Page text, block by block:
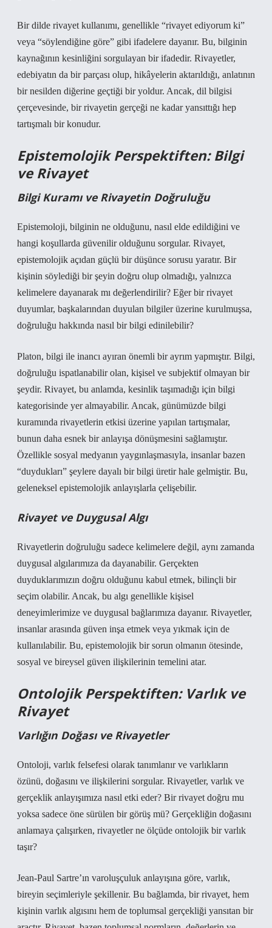
Bir dilde rivayet kullanımı, genellikle “rivayet ediyorum ki”
veya “söylendiğine göre” gibi ifadelere dayanır. Bu, bilginin
kaynağının kesinliğini sorgulayan bir ifadedir. Rivayetler,
edebiyatın da bir parçası olup, hikâyelerin aktarıldığı, anlatının
bir nesilden diğerine geçtiği bir yoldur. Ancak, dil bilgisi
çerçevesinde, bir rivayetin gerçeği ne kadar yansıttığı hep
tartışmalı bir konudur.
Epistemolojik Perspektiften: Bilgi
ve Rivayet
Bilgi Kuramı ve Rivayetin Doğruluğu
Epistemoloji, bilginin ne olduğunu, nasıl elde edildiğini ve
hangi koşullarda güvenilir olduğunu sorgular. Rivayet,
epistemolojik açıdan güçlü bir düşünce sorusu yaratır. Bir
kişinin söylediği bir şeyin doğru olup olmadığı, yalnızca
kelimelere dayanarak mı değerlendirilir? Eğer bir rivayet
duyumlar, başkalarından duyulan bilgiler üzerine kurulmuşsa,
doğruluğu hakkında nasıl bir bilgi edinilebilir?
Platon, bilgi ile inancı ayıran önemli bir ayrım yapmıştır. Bilgi,
doğruluğu ispatlanabilir olan, kişisel ve subjektif olmayan bir
şeydir. Rivayet, bu anlamda, kesinlik taşımadığı için bilgi
kategorisinde yer almayabilir. Ancak, günümüzde bilgi
kuramında rivayetlerin etkisi üzerine yapılan tartışmalar,
bunun daha esnek bir anlayışa dönüşmesini sağlamıştır.
Özellikle sosyal medyanın yaygınlaşmasıyla, insanlar bazen
“duydukları” şeylere dayalı bir bilgi üretir hale gelmiştir. Bu,
geleneksel epistemolojik anlayışlarla çelişebilir.
Rivayet ve Duygusal Algı
Rivayetlerin doğruluğu sadece kelimelere değil, aynı zamanda
duygusal algılarımıza da dayanabilir. Gerçekten
duyduklarımızın doğru olduğunu kabul etmek, bilinçli bir
seçim olabilir. Ancak, bu algı genellikle kişisel
deneyimlerimize ve duygusal bağlarımıza dayanır. Rivayetler,
insanlar arasında güven inşa etmek veya yıkmak için de
kullanılabilir. Bu, epistemolojik bir sorun olmanın ötesinde,
sosyal ve bireysel güven ilişkilerinin temelini atar.
Ontolojik Perspektiften: Varlık ve
Rivayet
Varlığın Doğası ve Rivayetler
Ontoloji, varlık felsefesi olarak tanımlanır ve varlıkların
özünü, doğasını ve ilişkilerini sorgular. Rivayetler, varlık ve
gerçeklik anlayışımıza nasıl etki eder? Bir rivayet doğru mu
yoksa sadece öne sürülen bir görüş mü? Gerçekliğin doğasını
anlamaya çalışırken, rivayetler ne ölçüde ontolojik bir varlık
taşır?
Jean-Paul Sartre’ın varoluşçuluk anlayışına göre, varlık,
bireyin seçimleriyle şekillenir. Bu bağlamda, bir rivayet, hem
kişinin varlık algısını hem de toplumsal gerçekliği yansıtan bir